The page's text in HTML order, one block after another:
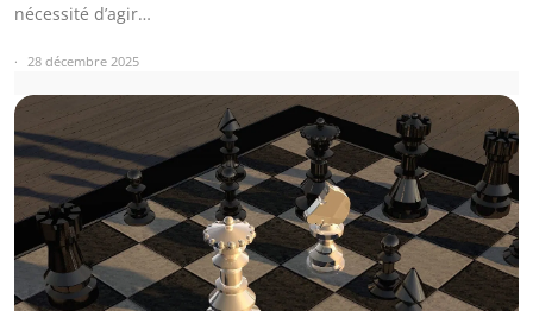
nécessité d’agir…
28 décembre 2025